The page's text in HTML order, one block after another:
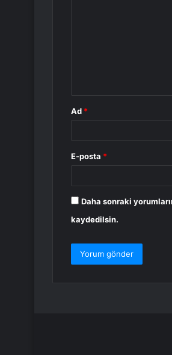
Ad *
E-posta *
Daha sonraki
kaydedilsin.